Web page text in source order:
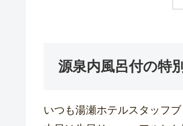
源泉内風呂付の特
いつも湯瀬ホテルスタッフ